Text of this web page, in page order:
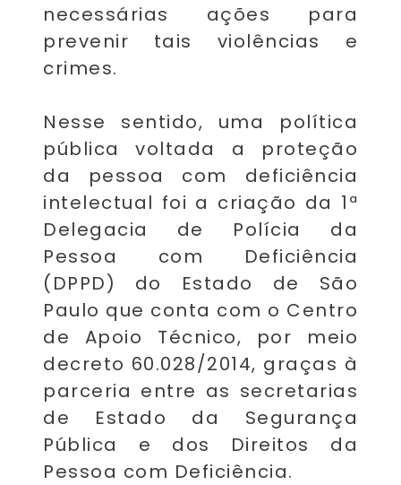
necessárias ações para
prevenir tais violências e
crimes.
Nesse sentido, uma política
pública voltada a proteção
da pessoa com deficiência
intelectual foi a criação da 1ª
Delegacia de Polícia da
Pessoa com Deficiência
(DPPD) do Estado de São
Paulo que conta com o Centro
de Apoio Técnico, por meio
decreto 60.028/2014, graças à
parceria entre as secretarias
de Estado da Segurança
Pública e dos Direitos da
Pessoa com Deficiência.